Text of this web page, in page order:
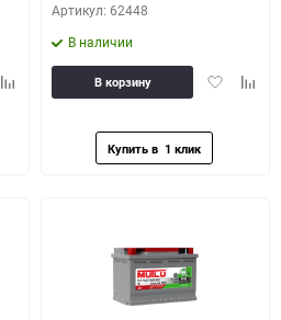
Добавить
Артикул: 62448
В наличии
Добавить
В корзину